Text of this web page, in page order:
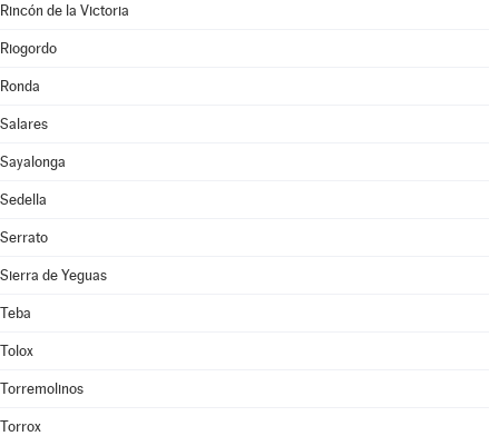
Rincón de la Victoria
Riogordo
Ronda
Salares
Sayalonga
Sedella
Serrato
Sierra de Yeguas
Teba
Tolox
Torremolinos
Torrox